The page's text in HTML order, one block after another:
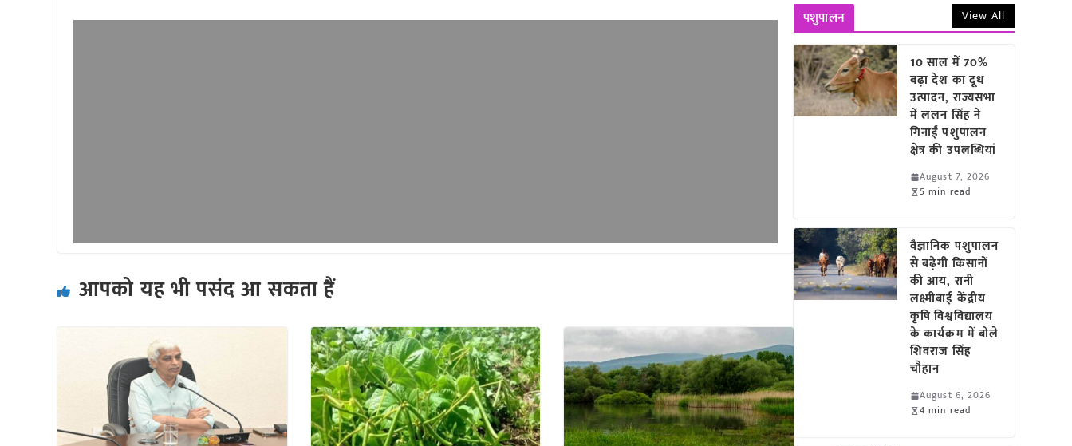
आपको यह भी पसंद आ सकता हैं
पशुपालन View All
10 साल में 70%
बढ़ा देश का दूध
उत्पादन, राज्यसभा
में ललन सिंह ने
गिनाईं पशुपालन
क्षेत्र की उपलब्धियां
August 7, 2026
5 min read
वैज्ञानिक पशुपालन
से बढ़ेगी किसानों
की आय, रानी
लक्ष्मीबाई केंद्रीय
कृषि विश्वविद्यालय
के कार्यक्रम में बोले
शिवराज सिंह
चौहान
August 6, 2026
4 min read